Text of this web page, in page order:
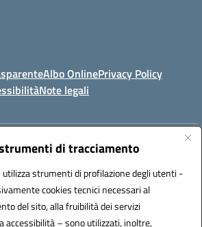
di tracciamento
strumenti di profilazione degli utenti -
cookies tecnici necessari al
del sito, alla fruibilità dei servizi
accessibilità – sono utilizzati, inoltre,
Albo OnlinePrivacy Policy
Note legali
– Cap. 89861 – Tropea (VV)
(PEC):vvic82200d@pec.istruzione.it